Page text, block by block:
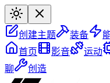
创建主题 装备
首页
影音 运动
聊
创造